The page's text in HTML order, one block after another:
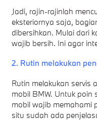
Jadi, rajin-rajinlah
eksteriornya saja,
dibersihkan. Mulai dari
wajib bersih. Ini agar
2. Rutin melakukan
Rutin melakukan servis
mobil BMW. Untuk poin
mobil wajib memahami
situ sudah ada